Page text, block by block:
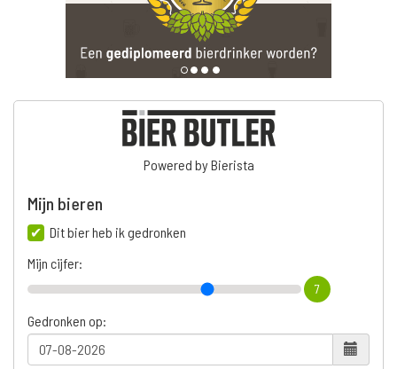
Powered by Bierista
Mijn bieren
Dit bier heb ik gedronken
Mijn cijfer:
7
Gedronken op: